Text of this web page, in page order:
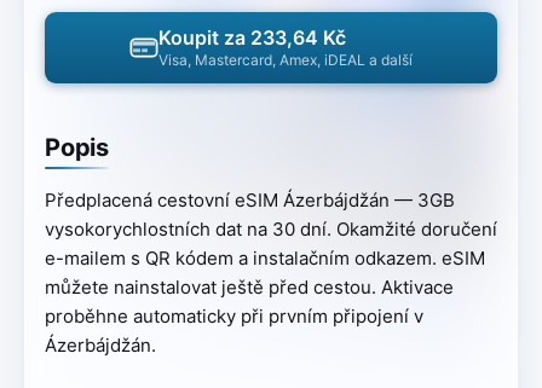
Popis
Předplacená cestovní eSIM Ázerbájdžán — 3GB
vysokorychlostních dat na 30 dní. Okamžité doručení
e-mailem s QR kódem a instalačním odkazem. eSIM
můžete nainstalovat ještě před cestou. Aktivace
proběhne automaticky při prvním připojení v
Ázerbájdžán.
Koupit za 233,64 Kč
Visa, Mastercard, Amex, iDEAL a další